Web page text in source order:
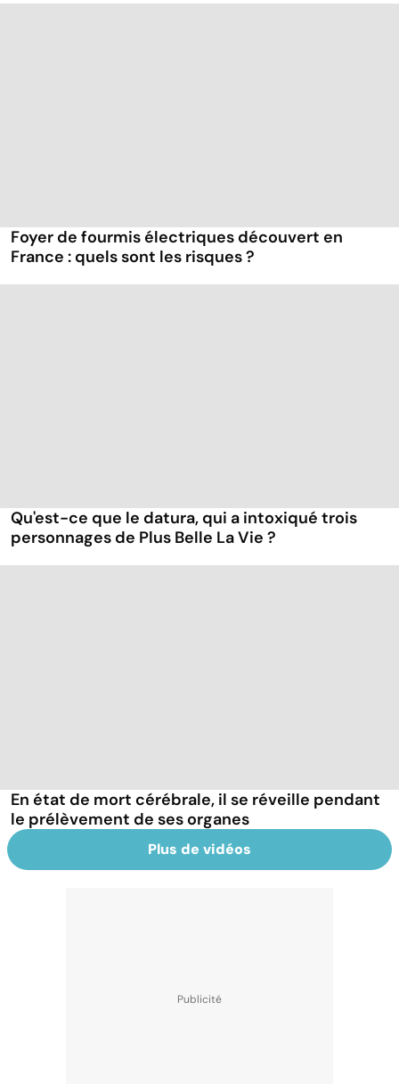
Foyer de fourmis électriques découvert en
France : quels sont les risques ?
Qu'est-ce que le datura, qui a intoxiqué trois
personnages de Plus Belle La Vie ?
En état de mort cérébrale, il se réveille pendant
le prélèvement de ses organes
Plus de vidéos